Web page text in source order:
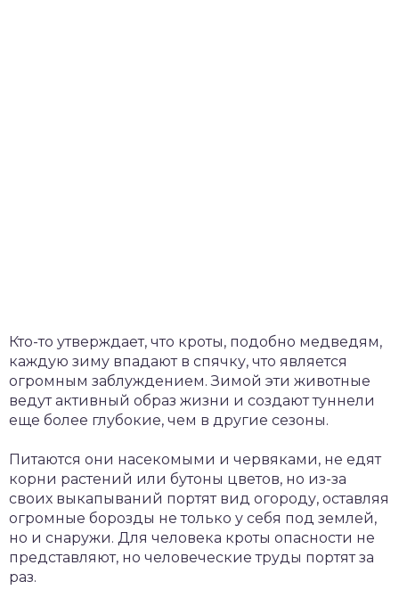
Кто-то утверждает, что кроты, подобно медведям,
каждую зиму впадают в спячку, что является
огромным заблуждением. Зимой эти животные
ведут активный образ жизни и создают туннели
еще более глубокие, чем в другие сезоны.
Питаются они насекомыми и червяками, не едят
корни растений или бутоны цветов, но из-за
своих выкапываний портят вид огороду, оставляя
огромные борозды не только у себя под землей,
но и снаружи. Для человека кроты опасности не
представляют, но человеческие труды портят за
раз.